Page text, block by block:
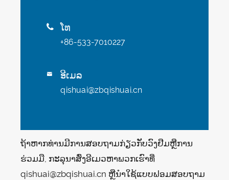
 ໂທ
+86-533-7010227
 ອີເມລ
qishuai@zbqishuai.cn
ຖ້າ​ຫາກ​ທ່ານ​ມີ​ການ​ສອບ​ຖາມ​ກ່ຽວ​ກັບ​ວົງ​ຢືມ​ຫຼື​ການ​
ຮ່ວມ​ມື​, ກະ​ລຸ​ນາ​ສົ່ງ​ອີ​ເມວ​ຫາ​ພວກ​ເຮົາ​ທີ່
qishuai@zbqishuai.cn ຫຼື​ນໍາ​ໃຊ້​ແບບ​ຟອມ​ສອບ​ຖາມ​